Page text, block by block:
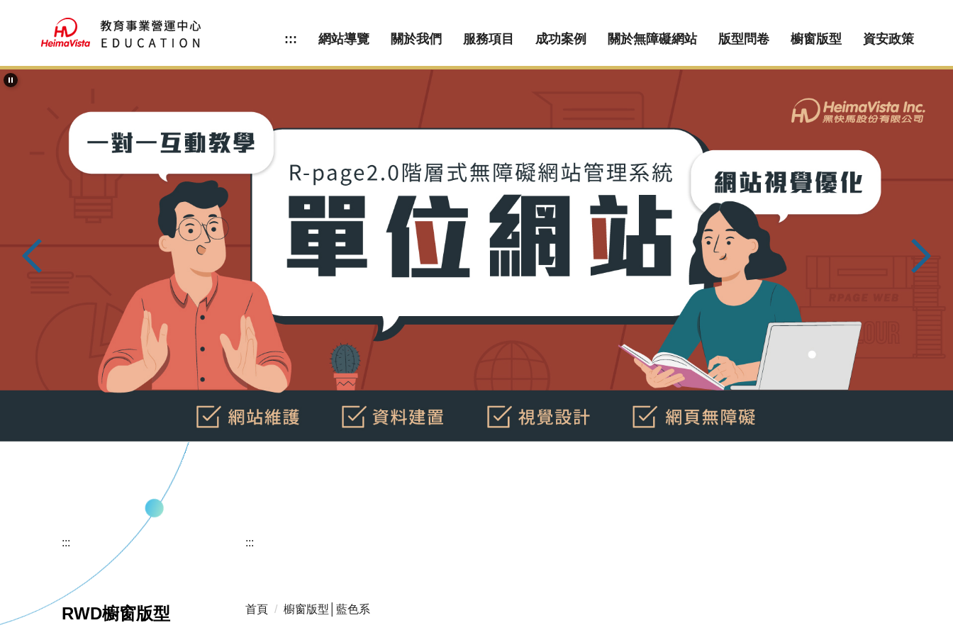
內
::: 網站導覽 關於我們 服務項目 成功案例 關於無障礙網站 版型問卷 櫥窗版型 資安政策
:::
RWD櫥窗版型
:::
首頁 櫥窗版型│藍色系